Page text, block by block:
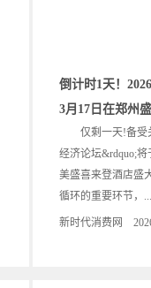
倒计时1天！
3月17日在郑州
仅剩一天!备受关
经济论坛&rdquo;
美盛喜来登酒店
循环的重要环节，...
新时代消费网